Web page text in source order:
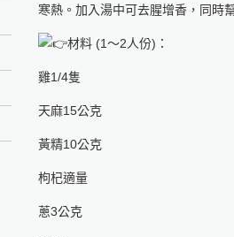
寒熱。加入湯中可去腥增香，同時
材料 (1～2人份)：
雞1/4隻
天麻15公克
黃精10公克
枸杞適量
蔥3公克